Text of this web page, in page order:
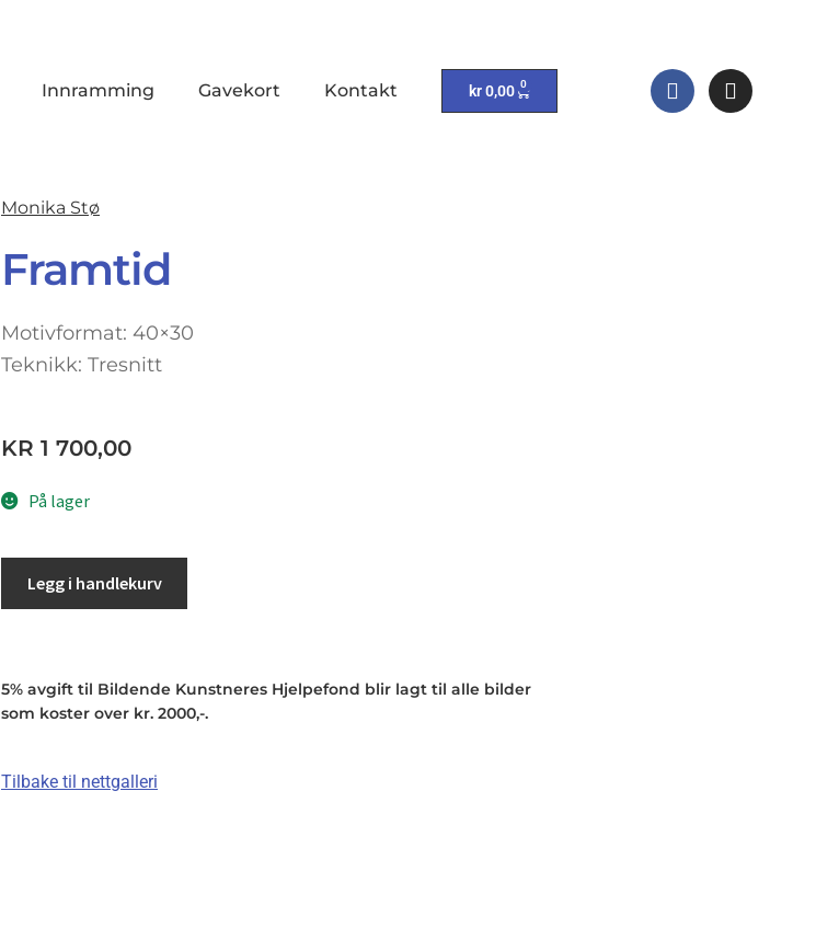
Innramming Gavekort Kontakt kr0,00 0
Monika Stø
Framtid
Motivformat: 40×30
Teknikk: Tresnitt
KR 1 700,00
På lager
Legg i handlekurv
5% avgift til Bildende Kunstneres Hjelpefond blir lagt til alle bilder
som koster over kr. 2000,-.
Tilbake til nettgalleri